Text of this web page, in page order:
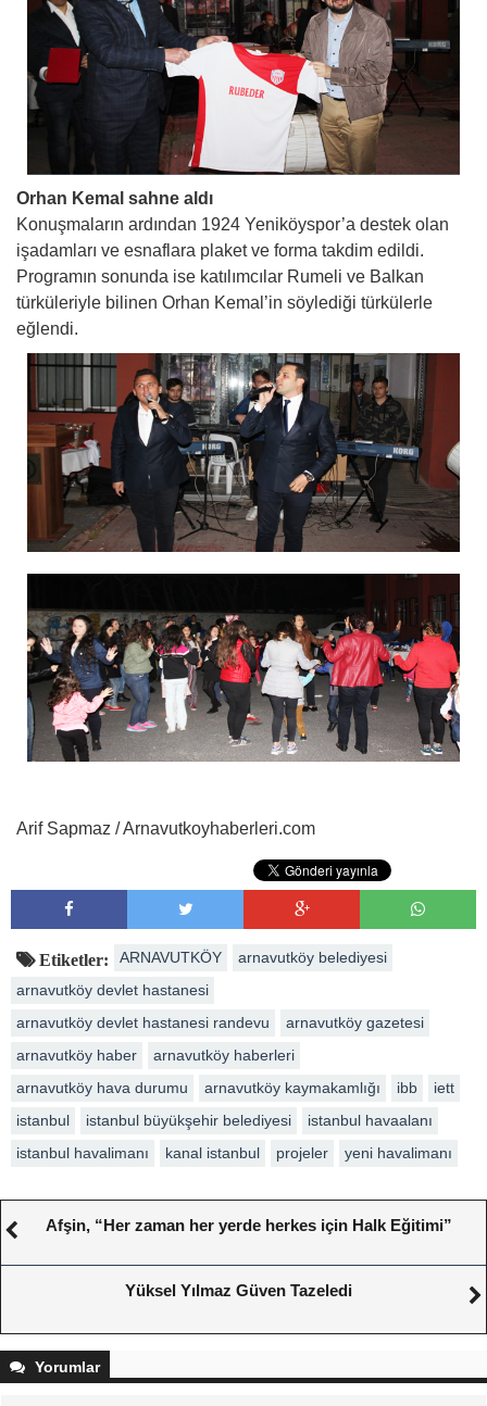
Orhan Kemal sahne aldı
Konuşmaların ardından 1924 Yeniköyspor’a destek olan
işadamları ve esnaflara plaket ve forma takdim edildi.
Programın sonunda ise katılımcılar Rumeli ve Balkan
türküleriyle bilinen Orhan Kemal’in söylediği türkülerle
eğlendi.
Arif Sapmaz / Arnavutkoyhaberleri.com
Etiketler: ARNAVUTKÖY
arnavutköy belediyesi
arnavutköy devlet hastanesi
arnavutköy devlet hastanesi randevu
arnavutköy gazetesi
arnavutköy haber
arnavutköy haberleri
arnavutköy hava durumu
arnavutköy kaymakamlığı ibb
iett
istanbul
istanbul büyükşehir belediyesi
istanbul havaalanı
istanbul havalimanı
kanal istanbul projeler yeni havalimanı
Afşin, “Her zaman her yerde herkes için Halk Eğitimi”
Yüksel Yılmaz Güven Tazeledi
Yorumlar